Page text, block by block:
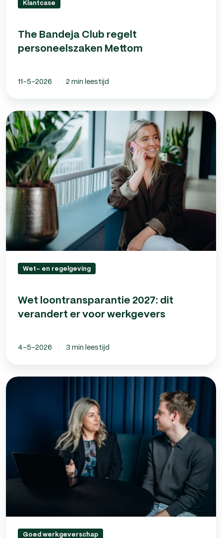
Klantcase
The Bandeja Club regelt
personeelszaken Mettom
11-5-2026 2 min leestijd
Wet
loontransparantie
2027:
dit
verandert
er
voor
werkgevers
Wet- en regelgeving
Wet loontransparantie 2027: dit
verandert er voor werkgevers
4-5-2026 3 min leestijd
Bedrijfsongeval?
denkt
Goed werkgeverschap